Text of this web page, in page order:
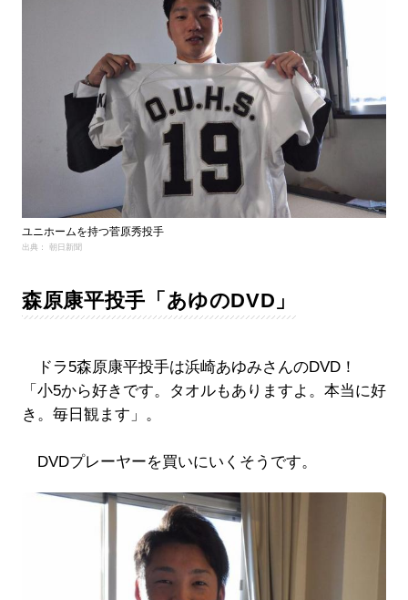
ユニホームを持つ菅原秀投手
出典： 朝日新聞
森原康平投手「あゆのDVD」
ドラ5森原康平投手は浜崎あゆみさんのDVD！
「小5から好きです。タオルもありますよ。本当に好
き。毎日観ます」。
DVDプレーヤーを買いにいくそうです。